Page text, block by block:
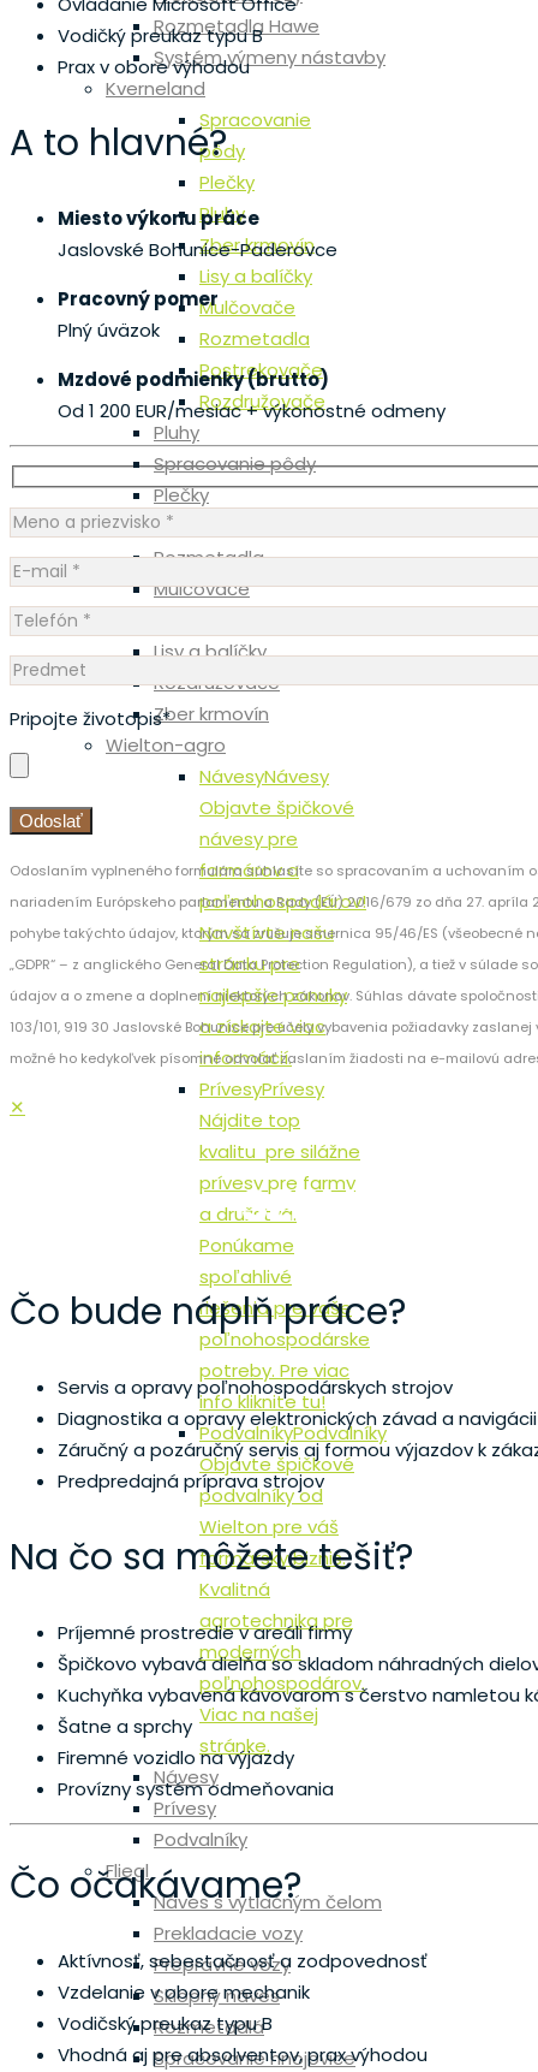
Rozmetadla Hawe
Systém výmeny nástavby
Kverneland
Spracovanie
pôdy
Plečky
Pluhy
Zber krmovín
Lisy a balíčky
Mulčovače
Rozmetadla
Postrekovače
Rozdružovače
Pluhy
Spracovanie pôdy
Plečky
Sejačky
Rozmetadla
Mulčovače
Lisy a balíčky
Rozdružovače
Zber krmovín
Wielton-agro
NávesyNávesy
Objavte špičkové
návesy pre
farmárov a
poľnohospodárov!
Navštívte našu
stránku pre
najlepšie ponuky
a získajte viac
informácií.
PrívesyPrívesy
Nájdite top
kvalitu pre silážne
prívesy pre farmy
a družstvá.
Ponúkame
spoľahlivé
riešenia pre vaše
poľnohospodárske
potreby. Pre viac
info kliknite tu!
PodvalníkyPodvalníky
Objavte špičkové
podvalníky od
Wielton pre váš
farmársky biznis.
Kvalitná
agrotechnika pre
moderných
poľnohospodárov.
Viac na našej
stránke.
Návesy
Prívesy
Podvalníky
Fliegl
Náves s výtlačným čelom
Prekladacie vozy
Prepravné vozy
Sklopný náves
Rozmetadlá
Spracovanie hnojovice
Vodičký preukaz typu B
Prax v obore výhodou
A to hlavné?
Miesto výkonu práce
Jaslovské Bohunice-Paderovce
Pracovný pomer
Plný úväzok
Mzdové podmienky (brutto)
Od 1 200 EUR/mesiac+ výkonostné odmeny
Pripojte životopis*
Odoslaním vyplneného formulára súhlasíte so spracovaním a uchovaním
nariadením Európskeho parlamentu a Rady (EÚ) 2016/679 zo dňa 27.
pohybe takýchto údajov, ktorým sa zrušuje smernica 95/46/ES
„GDPR“ – z anglického General Data Protection Regulation), a tiež v súlade
údajov a o zmene a doplnení niektorých zákonov. Súhlas dávate spoločnosti
103/101, 919 30 Jaslovské Bohunice pre účely vybavenia požiadavky
možné ho kedykoľvek písomne odvolať zaslaním žiadosti na e-mailovú
✕
SERVISNÝ
Čo bude náplň práce?
Servis a opravy poľnohospodárskych strojov
Diagnostika a opravy elektronických závad a navigácii
Záručný a pozáručný servis aj formou výjazdov k
Predpredajná príprava strojov
Na čo sa môžete tešiť?
Príjemné prostredie v areáli firmy
Špičkovo vybavá dielňa so skladom náhradných
Kuchyňka vybavená kávovarom s čerstvo namletou
Šatne a sprchy
Firemné vozidlo na výjazdy
Provízny systém odmeňovania
Čo očakávame?
Aktívnosť, sebestačnosť a zodpovednosť
Vzdelanie v obore mechanik
Vodičský preukaz typu B
Vhodná aj pre absolventov, prax výhodou